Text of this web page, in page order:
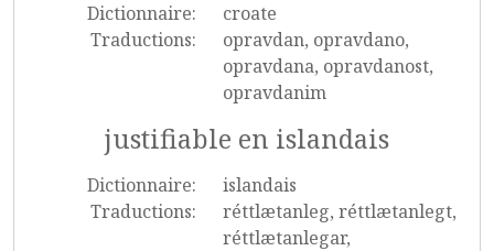
Dictionnaire:
croate
Traductions:
opravdan, opravdano,
opravdana, opravdanost,
opravdanim
justifiable en islandais
Dictionnaire:
islandais
Traductions:
réttlætanleg, réttlætanlegt,
réttlætanlegar,